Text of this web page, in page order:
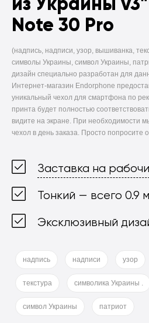
Note 30 Pro
(надпись, надписи, узор, вышиванка,
символы Украины, символ Украины,
дизайн специально разработан для
Интернет-магазин Endorphone
уникальный чехол для смартфона по
принта будет полностью
видите на экране. При необходимости
чехол в день заказа. Просто попросите
Заставка на
Тонкий — всего 0.9
Эксклюзивный
надпись надписи узор
текстура символика Украины .
символ Украины патриот